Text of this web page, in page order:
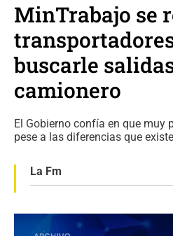
MinTrabajo se
buscarle
camionero
El Gobierno confía en que muy
pese a las diferencias que
La Fm